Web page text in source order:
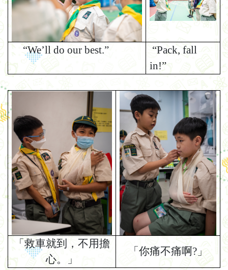
“We’ll do our best.”
“Pack, fall
in!”
學習相片：
「救車就到，不用擔
心。」
「你痛不痛啊?」